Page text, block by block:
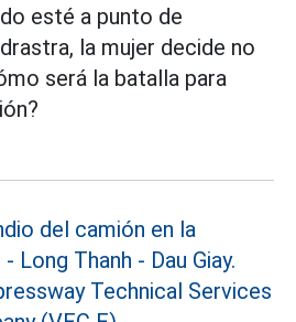
esté a punto de
la mujer decide no
será la batalla para